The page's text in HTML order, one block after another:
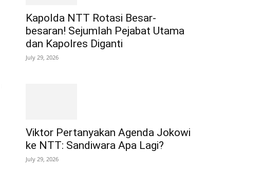
Kapolda NTT Rotasi Besar-
besaran! Sejumlah Pejabat Utama
dan Kapolres Diganti
July 29, 2026
Viktor Pertanyakan Agenda Jokowi
ke NTT: Sandiwara Apa Lagi?
July 29, 2026